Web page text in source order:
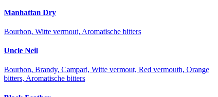
Manhattan Dry
Bourbon, Witte vermout, Aromatische bitters
Uncle Neil
Bourbon, Brandy, Campari, Witte vermout, Red vermouth, Orange
bitters, Aromatische bitters